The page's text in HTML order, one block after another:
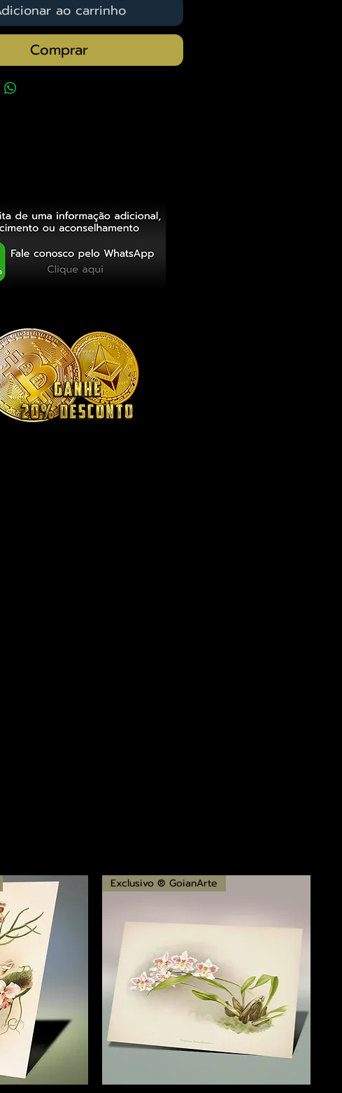
ao carrinho
Comprar
Exclusivo ® GoianArte